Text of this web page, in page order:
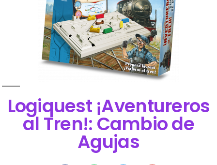
Logiquest ¡Aventureros
al Tren!: Cambio de
Agujas